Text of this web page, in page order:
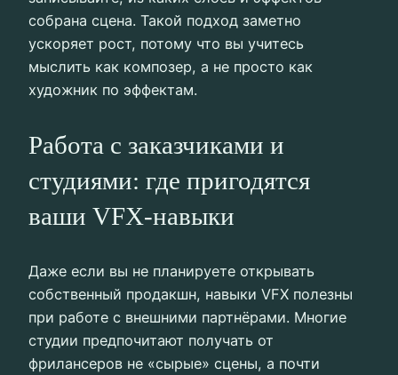
собрана сцена. Такой подход заметно
ускоряет рост, потому что вы учитесь
мыслить как композер, а не просто как
художник по эффектам.
Работа с заказчиками и
студиями: где пригодятся
ваши VFX-навыки
Даже если вы не планируете открывать
собственный продакшн, навыки VFX полезны
при работе с внешними партнёрами. Многие
студии предпочитают получать от
фрилансеров не «сырые» сцены, а почти